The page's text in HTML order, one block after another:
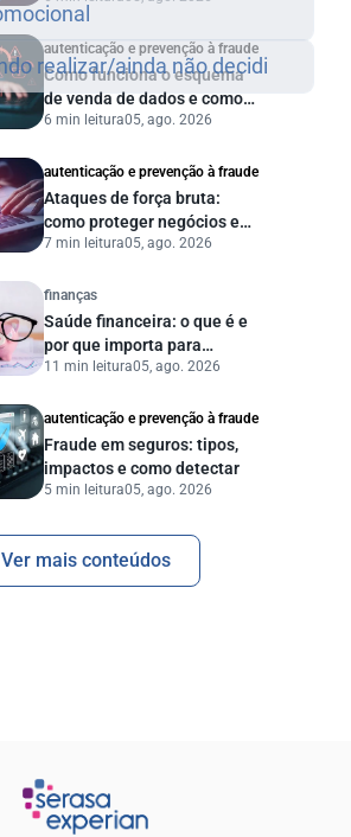
autenticação e prevenção à fraude
Como funciona o esquema
de venda de dados e como
proteger sua empresa?
6 min leitura05, ago. 2026
autenticação e prevenção à fraude
Ataques de força bruta:
como proteger negócios e
dados digitais
7 min leitura05, ago. 2026
finanças
Saúde financeira: o que é e
por que importa para
pessoas e empresas?
11 min leitura05, ago. 2026
autenticação e prevenção à fraude
Fraude em seguros: tipos,
impactos e como detectar
5 min leitura05, ago. 2026
Ver mais conteúdos